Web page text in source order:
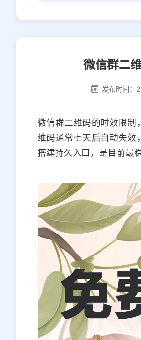
微信群二
发布时间
微信群二维码的时效限制
维码通常七天后自动失效
搭建持久入口，是目前最